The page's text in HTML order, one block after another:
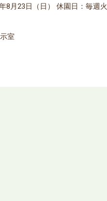
8月23日（日） 休園日：毎週
室